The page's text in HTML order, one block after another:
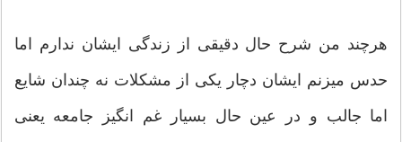
هرچند من شرح حال دقیقی از زندگی ایشان ندارم اما
حدس میزنم ایشان دچار یکی از مشکلات نه چندان شایع
اما جالب و در عین حال بسیار غم انگیز جامعه یعنی